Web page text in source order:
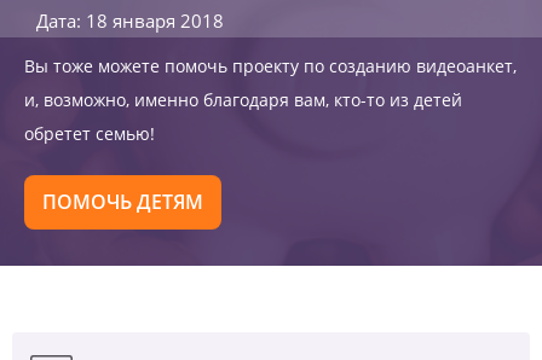
Дата: 18 января 2018
Вы тоже можете помочь проекту по созданию видеоанкет,
и, возможно, именно благодаря вам, кто-то из детей
обретет семью!
ПОМОЧЬ ДЕТЯМ